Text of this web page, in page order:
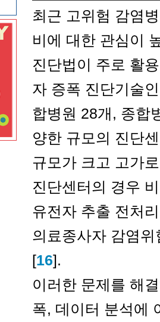
최근 고위험 감염
비에 대한 관심이
진단법이 주로 활
자 증폭 진단기술
합병원 28개, 종합
양한 규모의 진단
규모가 크고 고가
진단센터의 경우
유전자 추출 전처
의료종사자 감염
[16].
이러한 문제를 해
폭, 데이터 분석에